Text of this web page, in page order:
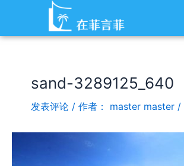
内
sand-3289125_640
发表评论 / 作者： master master /
Post
navigation